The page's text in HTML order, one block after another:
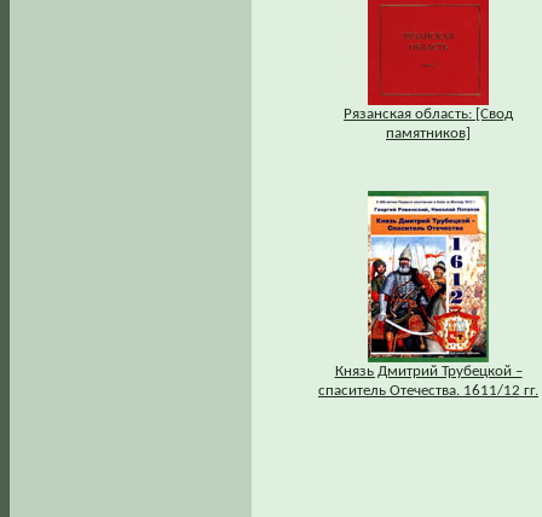
Рязанская область: [Свод
памятников]
Князь Дмитрий Трубецкой –
спаситель Отечества. 1611/12 гг.